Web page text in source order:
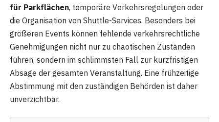
für Parkflächen, temporäre Verkehrsregelungen oder
die Organisation von Shuttle-Services. Besonders bei
größeren Events können fehlende verkehrsrechtliche
Genehmigungen nicht nur zu chaotischen Zuständen
führen, sondern im schlimmsten Fall zur kurzfristigen
Absage der gesamten Veranstaltung. Eine frühzeitige
Abstimmung mit den zuständigen Behörden ist daher
unverzichtbar.